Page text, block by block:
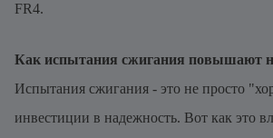
FR4.
Как испытания сжигания повышают
Испытания сжигания - это не просто
инвестиции в надежность. Вот как это